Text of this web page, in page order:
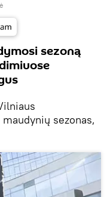
sezoną
sezonas,